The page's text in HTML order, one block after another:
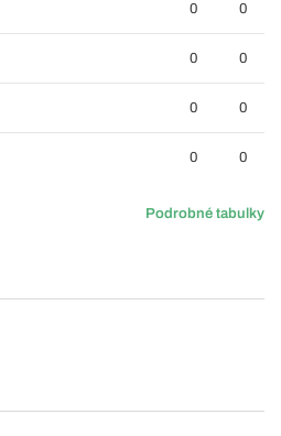
0 0
0 0
0 0
0 0
Podrobné tabulky